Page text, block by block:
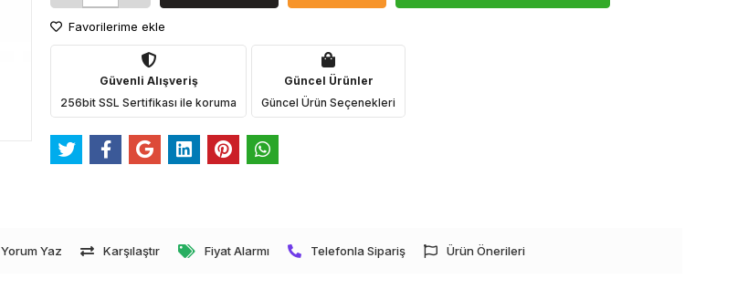
Favorilerime ekle
Güvenli Alışveriş
256bit SSL Sertifikası ile koruma
Güncel Ürünler
Güncel Ürün Seçenekleri
Yorum Yaz Karşılaştır Fiyat Alarmı Telefonla Sipariş Ürün Önerileri